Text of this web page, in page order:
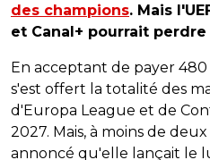
des champions. Mais
et Canal+ pourrait perdre
En acceptant de payer
s'est offert la totalité des
d'Europa League et de
2027. Mais, à moins de
annoncé qu'elle lançait le